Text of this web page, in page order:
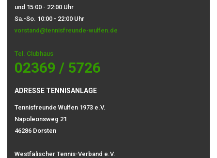
und 15:00 - 22:00 Uhr
Sa.-So. 10:00 - 22:00 Uhr
vorstand@tennisfreunde-wulfen.de
Tel. Clubhaus
02369 / 5726
ADRESSE TENNISANLAGE
Tennisfreunde Wulfen 1973 e.V.
Napoleonsweg 21
46286 Dorsten
Westfälischer Tennis-Verband e.V.